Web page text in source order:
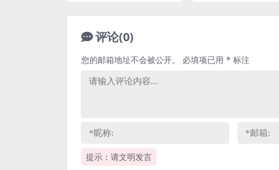
评论(0)
提示：请文明发言
您的邮箱地址不会被公开。 必填项已用 * 标注